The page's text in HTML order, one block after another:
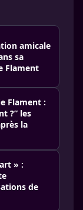
amicale
sa
Flament
Flament :
?” les
la
» :
de